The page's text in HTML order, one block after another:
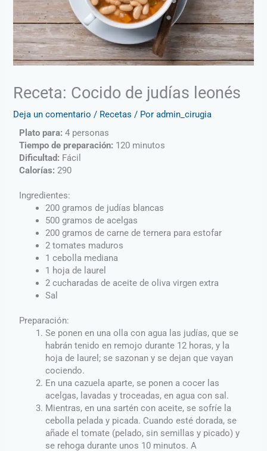
Receta: Cocido de judías leonés
Deja un comentario / Recetas / Poradmin_cirugia
Plato para: 4 personas
Tiempo de preparación: 120 minutos
Dificultad: Fácil
Calorías: 290
Ingredientes:
200 gramos de judías blancas
500 gramos de acelgas
200 gramos de carne de ternera para estofar
2 tomates maduros
1 cebolla mediana
1 hoja de laurel
2 cucharadas de aceite de oliva virgen extra
Sal
Preparación:
Se ponen en una olla con agua las judías, que se
habrán tenido en remojo durante 12 horas, y la
hoja de laurel; se sazonan y se dejan que vayan
cociendo.
En una cazuela aparte, se ponen a cocer las
acelgas, lavadas y troceadas, en agua con sal.
Mientras, en una sartén con aceite, se sofríe la
cebolla pelada y picada. Cuando esté dorada, se
añade el tomate (pelado, sin semillas y picado) y
se rehoga durante unos 10 minutos. A